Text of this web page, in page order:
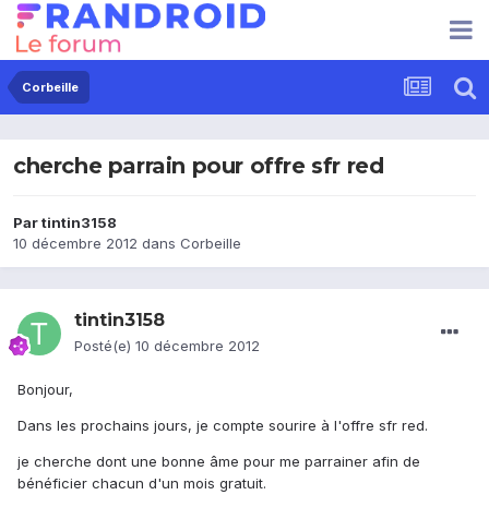
Corbeille
cherche parrain pour offre sfr red
Partintin3158
10 décembre 2012 dans Corbeille
tintin3158
Posté(e) 10 décembre 2012
Bonjour,
Dans les prochains jours, je compte sourire à l'offre sfr red.
je cherche dont une bonne âme pour me parrainer afin de
bénéficier chacun d'un mois gratuit.